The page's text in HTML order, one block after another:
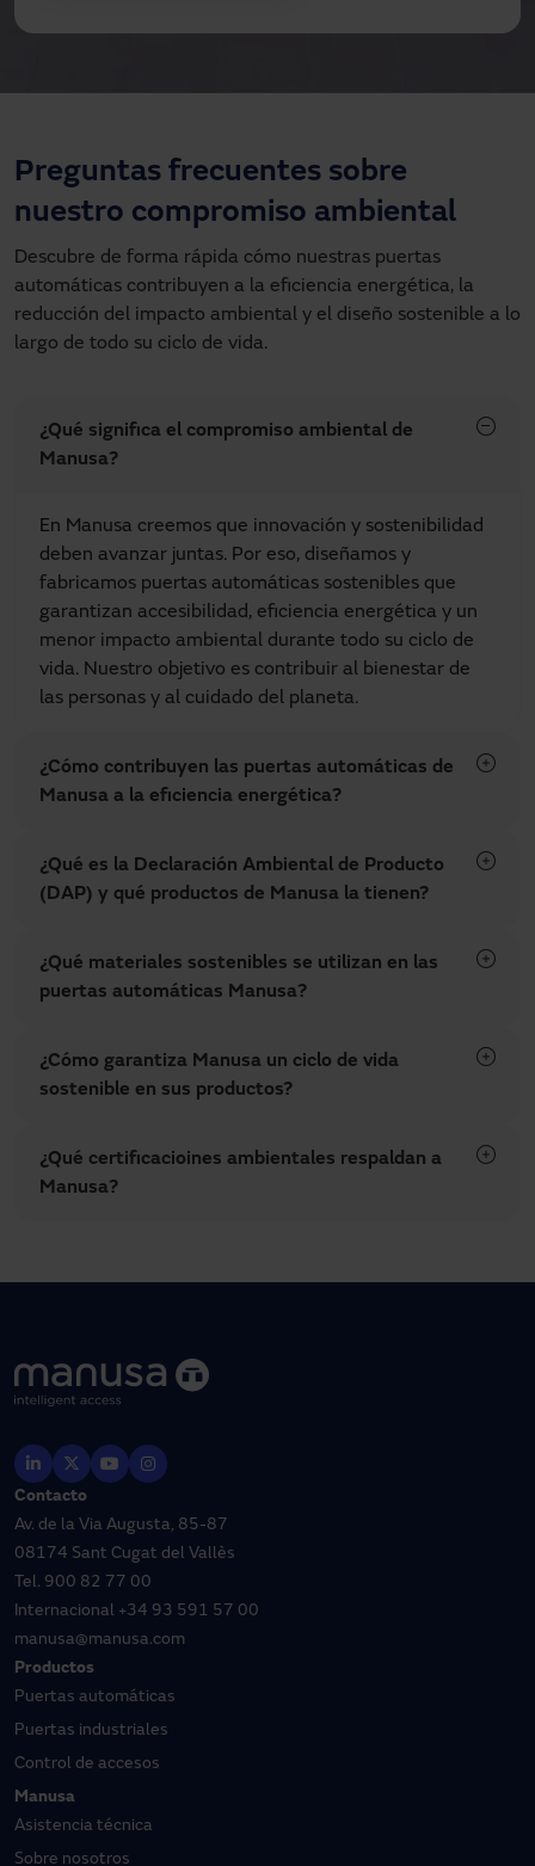
Preguntas frecuentes sobre
nuestro compromiso ambiental
Descubre de forma rápida cómo nuestras puertas
automáticas contribuyen a la eficiencia energética, la
reducción del impacto ambiental y el diseño sostenible a lo
largo de todo su ciclo de vida.
¿Qué significa el compromiso ambiental de
Manusa?
En Manusa creemos que innovación y sostenibilidad
deben avanzar juntas. Por eso, diseñamos y
fabricamos puertas automáticas sostenibles que
garantizan accesibilidad, eficiencia energética y un
menor impacto ambiental durante todo su ciclo de
vida. Nuestro objetivo es contribuir al bienestar de
las personas y al cuidado del planeta.
¿Cómo contribuyen las puertas automáticas de
Manusa a la eficiencia energética?
¿Qué es la Declaración Ambiental de Producto
(DAP) y qué productos de Manusa la tienen?
¿Qué materiales sostenibles se utilizan en las
puertas automáticas Manusa?
¿Cómo garantiza Manusa un ciclo de vida
sostenible en sus productos?
¿Qué certificacioines ambientales respaldan a
Manusa?
Contacto
Av. de la Via Augusta, 85-87
08174 Sant Cugat del Vallès
Tel. 900 82 77 00
Internacional +34 93 591 57 00
manusa@manusa.com
Productos
Puertas automáticas
Puertas industriales
Control de accesos
Manusa
Asistencia técnica
Sobre nosotros